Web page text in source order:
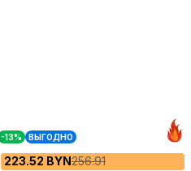
-13% ВЫГОДНО
223.52 BYN256.91